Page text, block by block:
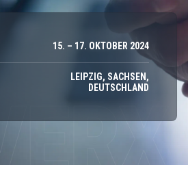
15. – 17. OKTOBER 2024
LEIPZIG, SACHSEN,
DEUTSCHLAND